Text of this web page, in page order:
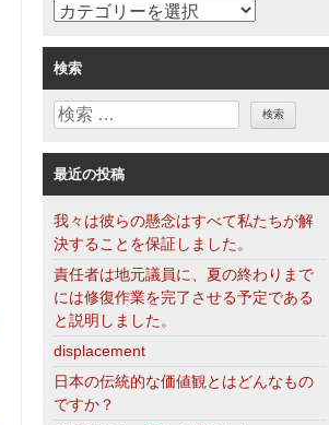
カ
ゴ
リ
ー
検索
検
最近の投稿
我々は彼らの懸念はすべて私たちが解
決することを保証しました。
責任者は地元議員に、夏の終わりまで
には修復作業を完了させる予定である
と説明しました。
displacement
日本の伝統的な価値観とはどんなもの
ですか？